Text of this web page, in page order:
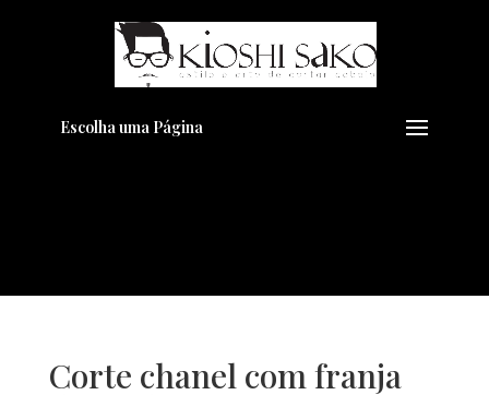
Escolha uma Página
Corte chanel com franja
Pensando em transformar seu
Visual??